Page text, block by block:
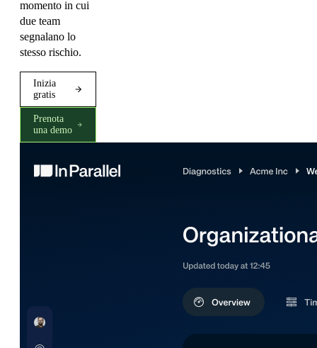
momento in cui
due team
segnalano lo
stesso rischio.
Inizia
gratis
Prenota
una demo